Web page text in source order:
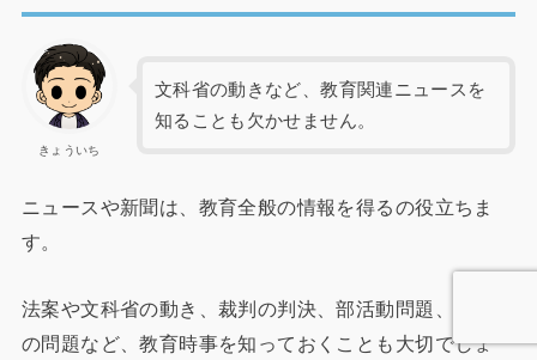
きょういち
文科省の動きなど、教育関連ニュースを
知ることも欠かせません。
ニュースや新聞は、教育全般の情報を得るの役立ちま
す。
法案や文科省の動き、裁判の判決、部活動問題、いじめ
の問題など、教育時事を知っておくことも大切でしょ